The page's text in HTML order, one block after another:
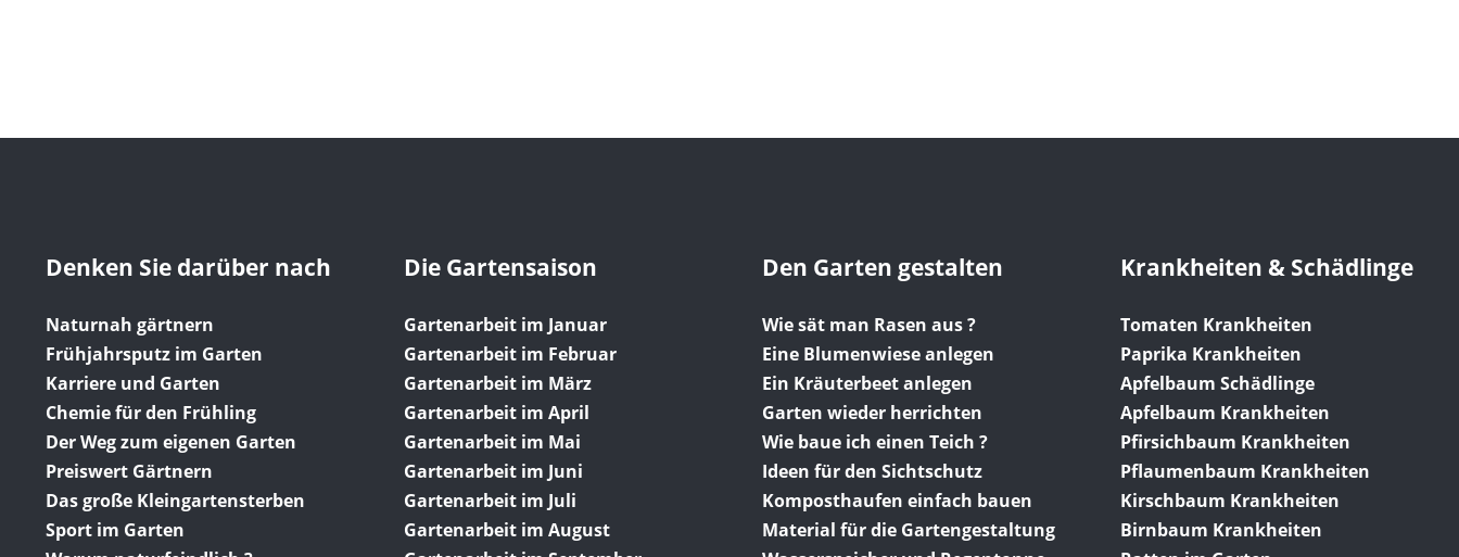
Denken Sie darüber nach
Naturnah gärtnern
Frühjahrsputz im Garten
Karriere und Garten
Chemie für den Frühling
Der Weg zum eigenen Garten
Preiswert Gärtnern
Das große Kleingartensterben
Sport im Garten
Die Gartensaison
Gartenarbeit im Januar
Gartenarbeit im Februar
Gartenarbeit im März
Gartenarbeit im April
Gartenarbeit im Mai
Gartenarbeit im Juni
Gartenarbeit im Juli
Gartenarbeit im August
Den Garten gestalten
Wie sät man Rasen aus ?
Eine Blumenwiese anlegen
Ein Kräuterbeet anlegen
Garten wieder herrichten
Wie baue ich einen Teich ?
Ideen für den Sichtschutz
Komposthaufen einfach bauen
Material für die Gartengestaltung
Krankheiten & Schädlinge
Tomaten Krankheiten
Paprika Krankheiten
Apfelbaum Schädlinge
Apfelbaum Krankheiten
Pfirsichbaum Krankheiten
Pflaumenbaum Krankheiten
Kirschbaum Krankheiten
Birnbaum Krankheiten